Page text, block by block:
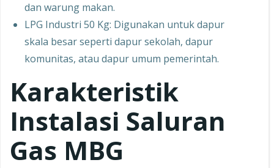
dan warung makan.
LPG Industri 50 Kg: Digunakan untuk dapur
skala besar seperti dapur sekolah, dapur
komunitas, atau dapur umum pemerintah.
Karakteristik
Instalasi Saluran
Gas MBG